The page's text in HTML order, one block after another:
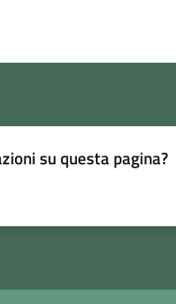
su questa pagina?